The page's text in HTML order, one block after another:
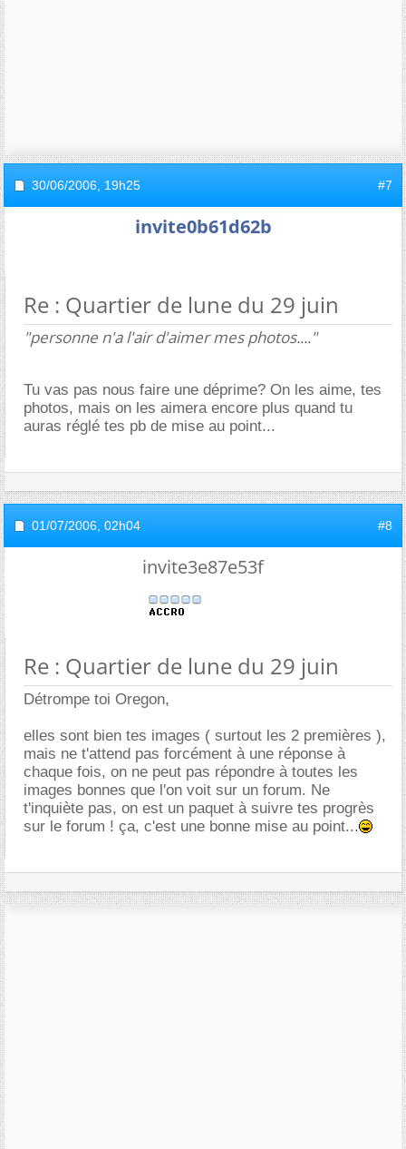
30/06/2006, 19h25 #7
invite0b61d62b
Re : Quartier de lune du 29 juin
"personne n'a l'air d'aimer mes photos...."
Tu vas pas nous faire une déprime? On les aime, tes
photos, mais on les aimera encore plus quand tu
auras réglé tes pb de mise au point...
01/07/2006, 02h04 #8
invite3e87e53f
Re : Quartier de lune du 29 juin
Détrompe toi Oregon,
elles sont bien tes images ( surtout les 2 premières ),
mais ne t'attend pas forcément à une réponse à
chaque fois, on ne peut pas répondre à toutes les
images bonnes que l'on voit sur un forum. Ne
t'inquiète pas, on est un paquet à suivre tes progrès
sur le forum ! ça, c'est une bonne mise au point...